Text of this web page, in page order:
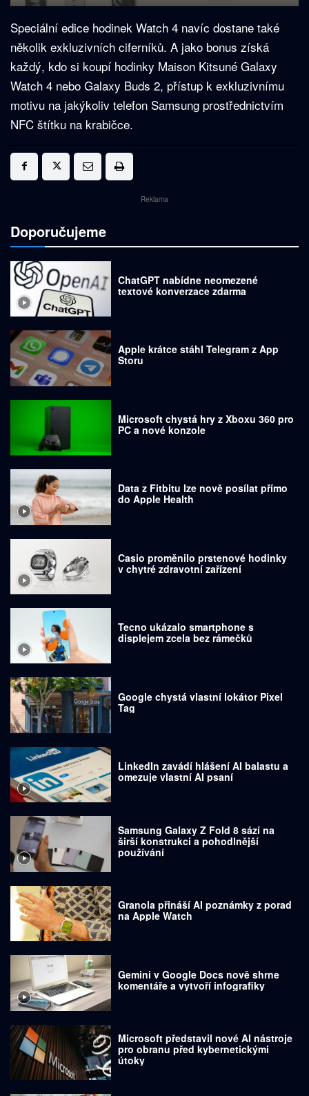
Speciální edice hodinek Watch 4 navíc dostane také
několik exkluzivních ciferníků. A jako bonus získá
každý, kdo si koupí hodinky Maison Kitsuné Galaxy
Watch 4 nebo Galaxy Buds 2, přístup k exkluzivnímu
motivu na jakýkoliv telefon Samsung prostřednictvím
NFC štítku na krabičce.
Reklama
Doporučujeme
ChatGPT nabídne neomezené
textové konverzace zdarma
Apple krátce stáhl Telegram z App
Storu
Microsoft chystá hry z Xboxu 360 pro
PC a nové konzole
Data z Fitbitu lze nově posílat přímo
do Apple Health
Casio proměnilo prstenové hodinky
v chytré zdravotní zařízení
Tecno ukázalo smartphone s
displejem zcela bez rámečků
Google chystá vlastní lokátor Pixel
Tag
LinkedIn zavádí hlášení AI balastu a
omezuje vlastní AI psaní
Samsung Galaxy Z Fold 8 sází na
širší konstrukci a pohodlnější
používání
Granola přináší AI poznámky z porad
na Apple Watch
Gemini v Google Docs nově shrne
komentáře a vytvoří infografiky
Microsoft představil nové AI nástroje
pro obranu před kybernetickými
útoky